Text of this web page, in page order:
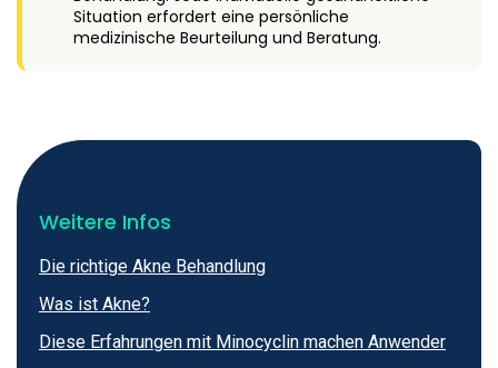
Situation erfordert eine persönliche
medizinische Beurteilung und Beratung.
Weitere Infos
Die richtige Akne Behandlung
Was ist Akne?
Diese Erfahrungen mit Minocyclin machen Anwender